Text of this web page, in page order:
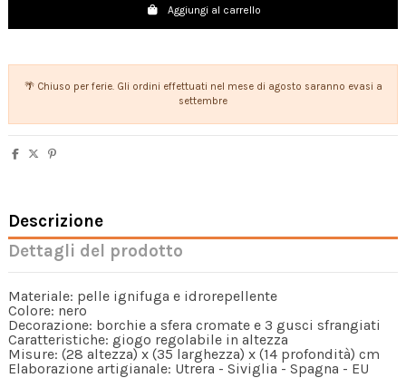
Aggiungi al carrello
🌴 Chiuso per ferie. Gli ordini effettuati nel mese di agosto saranno evasi a
settembre
Descrizione
Dettagli del prodotto
Materiale: pelle ignifuga e idrorepellente
Colore: nero
Decorazione: borchie a sfera cromate e 3 gusci sfrangiati
Caratteristiche: giogo regolabile in altezza
Misure: (28 altezza) x (35 larghezza) x (14 profondità) cm
Elaborazione artigianale: Utrera - Siviglia - Spagna - EU